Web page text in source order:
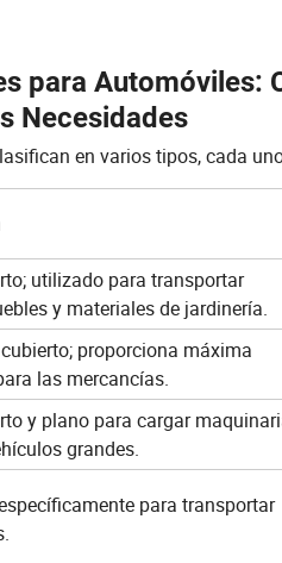
para Automóviles:
Necesidades
en varios tipos, cada
utilizado para transportar
y materiales de jardinería.
proporciona máxima
las mercancías.
y plano para cargar
grandes.
para transportar